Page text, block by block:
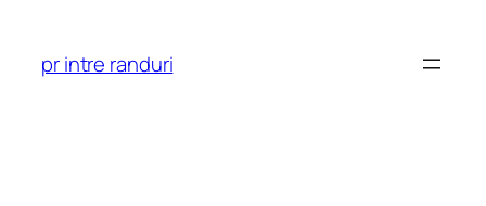
content
pr intre randuri